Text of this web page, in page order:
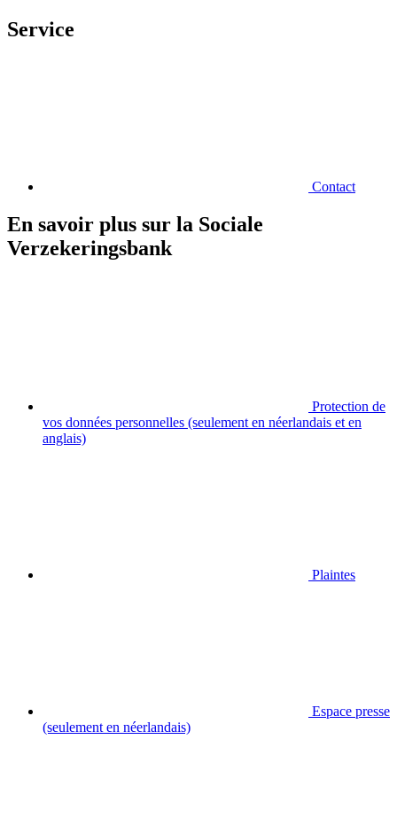
Service
Contact
En savoir plus sur la Sociale
Verzekeringsbank
Protection de
vos données personnelles (seulement en néerlandais et en
anglais)
Plaintes
Espace presse
(seulement en néerlandais)